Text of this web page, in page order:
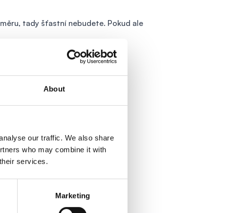
About
our traffic. We also share
who may combine it with
services.
Marketing
tady šťastní nebudete. Pokud ale
000 – 422 000 Kč měsíčně.